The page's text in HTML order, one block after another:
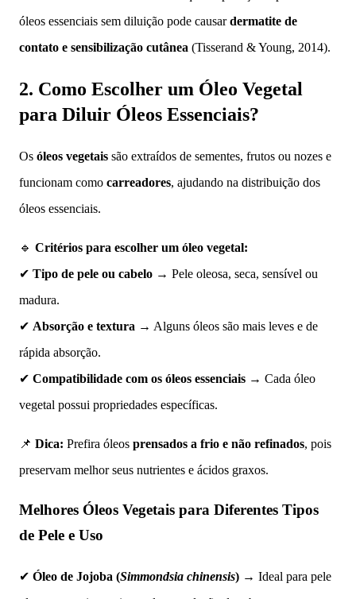
óleos essenciais sem diluição pode causardermatite de
contato e sensibilização cutânea (Tisserand & Young, 2014).
2. Como Escolher um Óleo Vegetal
para Diluir Óleos Essenciais?
Os óleos vegetais são extraídos de sementes, frutos ou nozes e
funcionam como carreadores, ajudando na distribuição dos
óleos essenciais.
🔹 Critérios para escolher um óleo vegetal:
✔ Tipo de pele ou cabelo → Pele oleosa, seca, sensível ou
madura.
✔ Absorção e textura → Alguns óleos são mais leves e de
rápida absorção.
✔ Compatibilidade com os óleos essenciais → Cada óleo
vegetal possui propriedades específicas.
📌 Dica: Prefira óleos prensados a frio e não refinados, pois
preservam melhor seus nutrientes e ácidos graxos.
Melhores Óleos Vegetais para Diferentes Tipos
de Pele e Uso
✔ Óleo de Jojoba (Simmondsia chinensis) → Ideal para pele